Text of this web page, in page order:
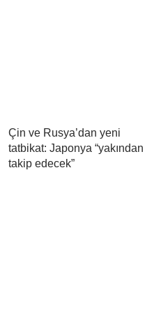
Çin ve Rusya’dan yeni
tatbikat: Japonya “yakından
takip edecek”